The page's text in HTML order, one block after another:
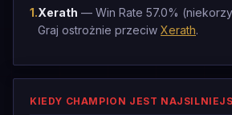
1.Xerath — Win Rate 57.0%
Graj ostrożnie przeciw Xerath.
KIEDY CHAMPION JEST